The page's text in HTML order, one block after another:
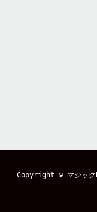
Copyright © マジッ